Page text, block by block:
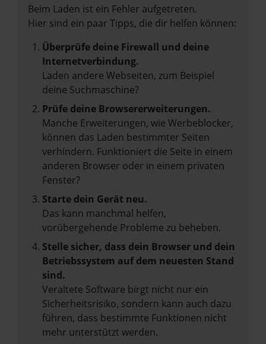
Beim Laden ist ein Fehler aufgetreten.
Hier sind ein paar Tipps, die dir helfen können:
Überprüfe deine Firewall und deine
Internetverbindung.
Laden andere Webseiten, zum Beispiel
deine Suchmaschine?
Prüfe deine Browsererweiterungen.
Manche Erweiterungen, wie Werbeblocker,
können das Laden bestimmter Seiten
verhindern. Funktioniert die Seite in einem
anderen Browser oder in einem privaten
Fenster?
Starte dein Gerät neu.
Das kann manchmal helfen,
vorübergehende Probleme zu beheben.
Stelle sicher, dass dein Browser und dein
Betriebssystem auf dem neuesten Stand
sind.
Veraltete Software birgt nicht nur ein
Sicherheitsrisiko, sondern kann auch dazu
führen, dass bestimmte Funktionen nicht
mehr unterstützt werden.